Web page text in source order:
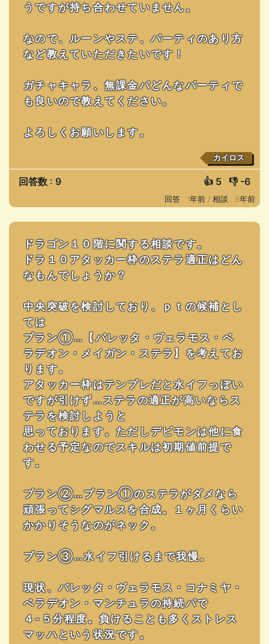
うですが持ち合わせていません。
なので、ルーンやステ、パーティのあり方
など教えていただきたいです！
ガチャキャラ、無課金パどんなパーティで
も良いので教えてください。
よろしくお願いします。
カイロス
回答数 : 9 👍 5 👎 -6
回答 : 1年前 / 相談 : 8年前
ドラゴン１０階に関する相談です。
ドラ１０アタッカー枠のステラ適正はどん
なもんでしょうか？
中央突破を検討しており、ｐｔの候補とし
ては
プラン①…【バレッタ・ヴェラモス・ベ
ラデオン・メイガン・ステラ】を考えてお
ります。
アタッカー枠はテンプレだと水イフっぽい
ですが引けず…ステラの適正が高いならス
テラを検討しようと
思っております。ただしデビモンは他に食
わせる予定なのでスキルは初期値前提で
す。
プラン②…プラン①のステラがダメなら
頑張ってシグマルスを合成。１ヶ月くらい
かかりそうなのがネック。
プラン③…水イフ引けるまで我慢。
現状、バレッタ・ヴェラモス・コナミヤ・
ベラデオン・マンチュラの持続パで
４-５分程度。負けることも多くストレス
マッハという状況です。